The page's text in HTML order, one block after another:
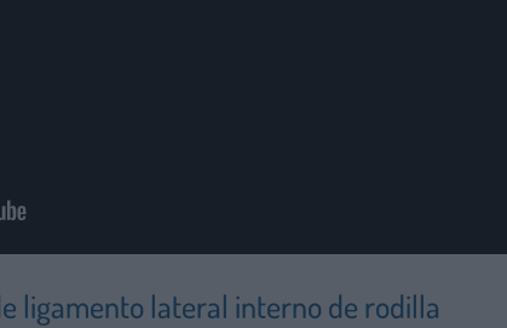
ligamento lateral interno de rodilla